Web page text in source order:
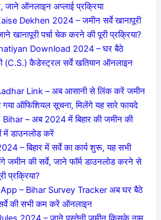
ऑनलाइन अप्लाई प्रक्रिया
Dekhen 2024 – जमीन सर्वे खानापूरी
खानापूरी पर्चा चेक करने की पूरी प्रक्रिया?
Download 2024 – घर बैठे
(C.S.) कैडेस्ट्रल सर्वे खतियान ऑनलाइन
Link – अब आसानी से लिंक करें जमीन
ऑफिशियल सूचना, मिलेंगे यह सारे फायदे
– अब 2024 में बिहार की जमीन की
में डाउनलोड करें
– बिहार में सर्वे का कार्य शुरू, यह सभी
जमीन की सर्वे, जाने फॉर्म डाउनलोड करने से
प्रक्रिया?
– Bihar Survey Tracker अब घर बैठे
की सभी कम करें ऑनलाइन